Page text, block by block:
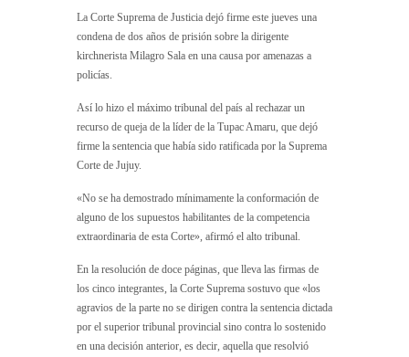
La Corte Suprema de Justicia dejó firme este jueves una
condena de dos años de prisión sobre la dirigente
kirchnerista Milagro Sala en una causa por amenazas a
policías.
Así lo hizo el máximo tribunal del país al rechazar un
recurso de queja de la líder de la Tupac Amaru, que dejó
firme la sentencia que había sido ratificada por la Suprema
Corte de Jujuy.
«No se ha demostrado mínimamente la conformación de
alguno de los supuestos habilitantes de la competencia
extraordinaria de esta Corte», afirmó el alto tribunal.
En la resolución de doce páginas, que lleva las firmas de
los cinco integrantes, la Corte Suprema sostuvo que «los
agravios de la parte no se dirigen contra la sentencia dictada
por el superior tribunal provincial sino contra lo sostenido
en una decisión anterior, es decir, aquella que resolvió